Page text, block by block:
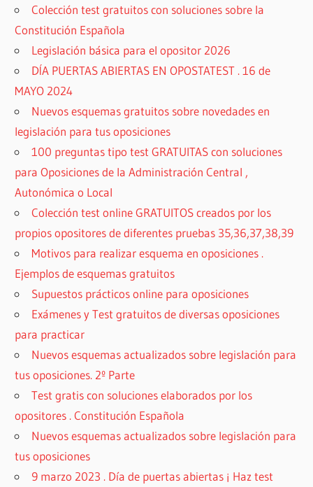
Colección test gratuitos con soluciones sobre la
Constitución Española
Legislación básica para el opositor 2026
DÍA PUERTAS ABIERTAS EN OPOSTATEST . 16 de
MAYO 2024
Nuevos esquemas gratuitos sobre novedades en
legislación para tus oposiciones
100 preguntas tipo test GRATUITAS con soluciones
para Oposiciones de la Administración Central ,
Autonómica o Local
Colección test online GRATUITOS creados por los
propios opositores de diferentes pruebas 35,36,37,38,39
Motivos para realizar esquema en oposiciones .
Ejemplos de esquemas gratuitos
Supuestos prácticos online para oposiciones
Exámenes y Test gratuitos de diversas oposiciones
para practicar
Nuevos esquemas actualizados sobre legislación para
tus oposiciones. 2º Parte
Test gratis con soluciones elaborados por los
opositores . Constitución Española
Nuevos esquemas actualizados sobre legislación para
tus oposiciones
9 marzo 2023 . Día de puertas abiertas ¡ Haz test